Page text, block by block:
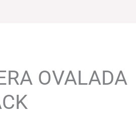
OVALADA